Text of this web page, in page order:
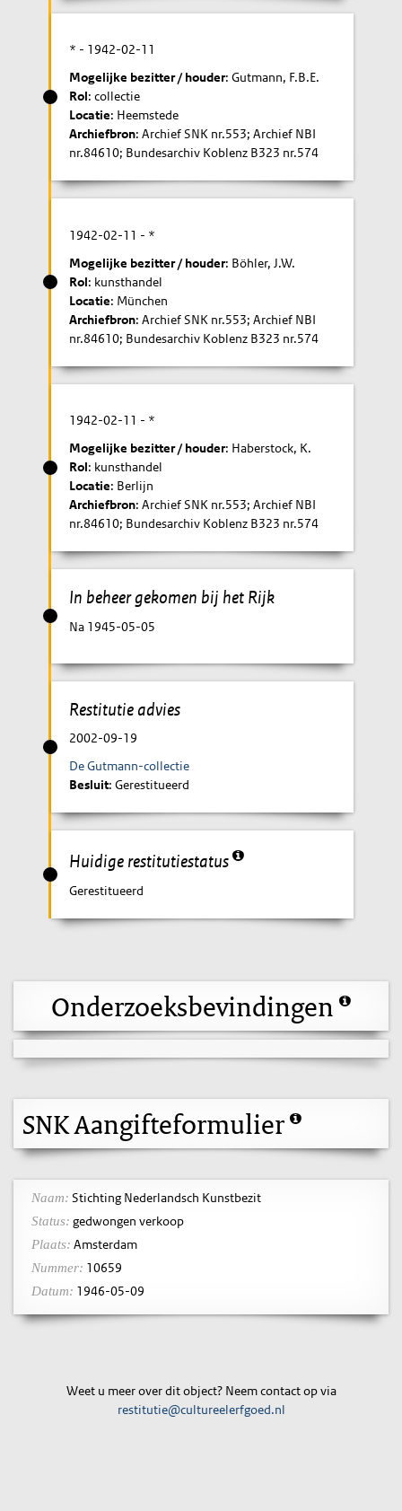
* - 1942-02-11
Mogelijke bezitter / houder: Gutmann, F.B.E.
Rol: collectie
Locatie: Heemstede
Archiefbron: Archief SNK nr.553; Archief NBI
nr.84610; Bundesarchiv Koblenz B323 nr.574
1942-02-11 - *
Mogelijke bezitter / houder: Böhler, J.W.
Rol: kunsthandel
Locatie: München
Archiefbron: Archief SNK nr.553; Archief NBI
nr.84610; Bundesarchiv Koblenz B323 nr.574
1942-02-11 - *
Mogelijke bezitter / houder: Haberstock, K.
Rol: kunsthandel
Locatie: Berlijn
Archiefbron: Archief SNK nr.553; Archief NBI
nr.84610; Bundesarchiv Koblenz B323 nr.574
In beheer gekomen bij het Rijk
Na 1945-05-05
Restitutie advies
2002-09-19
De Gutmann-collectie
Besluit: Gerestitueerd
Huidige restitutiestatus
Gerestitueerd
Onderzoeksbevindingen
SNK Aangifteformulier
Naam: Stichting Nederlandsch Kunstbezit
Status: gedwongen verkoop
Plaats: Amsterdam
Nummer: 10659
Datum: 1946-05-09
Weet u meer over dit object? Neem contact op via
restitutie@cultureelerfgoed.nl